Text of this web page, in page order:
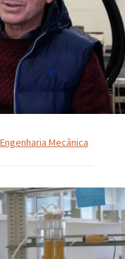
Mecânica